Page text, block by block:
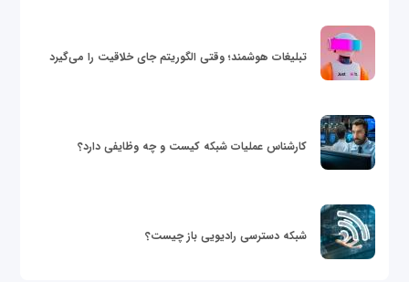
تبلیغات هوشمند؛ وقتی الگوریتم جای خلاقیت را می‌گیرد
کارشناس عملیات شبکه کیست و چه وظایفی دارد؟
شبکه دسترسی رادیویی باز چیست؟